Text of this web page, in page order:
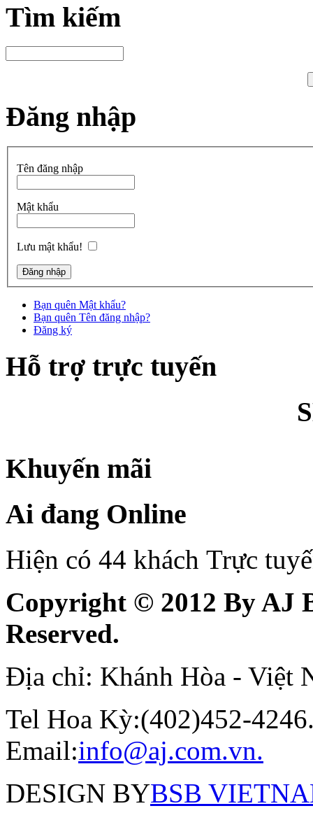
Tìm kiếm
Đăng nhập
Tên đăng nhập
Mật khẩu
Lưu mật khẩu!
Bạn quên Mật khẩu?
Bạn quên Tên đăng nhập?
Đăng ký
Hỗ trợ trực tuyến
Khuyến mãi
Ai đang Online
Hiện có 44 khách Trực
Copyright © 2012 By AJ
Reserved.
Địa chỉ: Khánh Hòa - Việt
Tel Hoa Kỳ:(402)452-
Email:info@aj.com.vn.
DESIGN BYBSB